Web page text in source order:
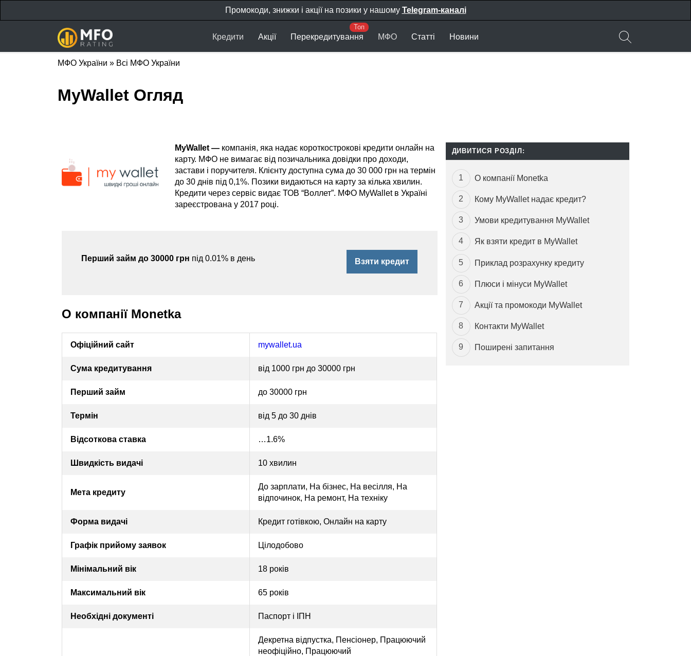
Промокоди, знижки і акції на позики у нашому Telegram-каналі
Кредити Акції Перекредитування МФО Статті Новини
МФО України » Всі МФО України
MyWallet Огляд
MyWallet — компанія, яка надає короткострокові кредити онлайн на
карту. МФО не вимагає від позичальника довідки про доходи,
застави і поручителя. Клієнту доступна сума до 30 000 грн на термін
до 30 днів під 0,1%. Позики видаються на карту за кілька хвилин.
Кредити через сервіс видає ТОВ “Воллет”. МФО MyWallet в Україні
зареєстрована у 2017 році.
Перший займ до 30000 грн під 0.01% в день Взяти кредит
О компанії Monetka
Офіційний сайт mywallet.ua
Сума кредитування від 1000 грн до 30000 грн
Перший займ до 30000 грн
Термін від 5 до 30 днів
Відсоткова ставка …1.6%
Швидкість видачі 10 хвилин
Мета кредиту
До зарплати, На бізнес, На весілля, На
відпочинок, На ремонт, На техніку
Форма видачі Кредит готівкою, Онлайн на карту
Графік прийому заявок Цілодобово
Мінімальний вік 18 років
Максимальний вік 65 років
Необхідні документі Паспорт і ІПН
Декретна відпустка, Пенсіонер, Працюючий
неофіційно, Працюючий
ДИВИТИСЯ РОЗДІЛ:
О компанії Monetka
Кому MyWallet надає кредит?
Умови кредитування MyWallet
Як взяти кредит в MyWallet
Приклад розрахунку кредиту
Плюси і мінуси MyWallet
Акції та промокоди MyWallet
Контакти MyWallet
Поширені запитання